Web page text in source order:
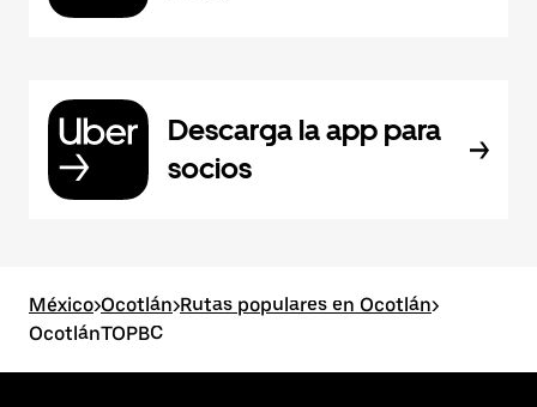
Descarga la app para
socios
México>Ocotlán>Rutas populares en Ocotlán>
OcotlánTOPBC